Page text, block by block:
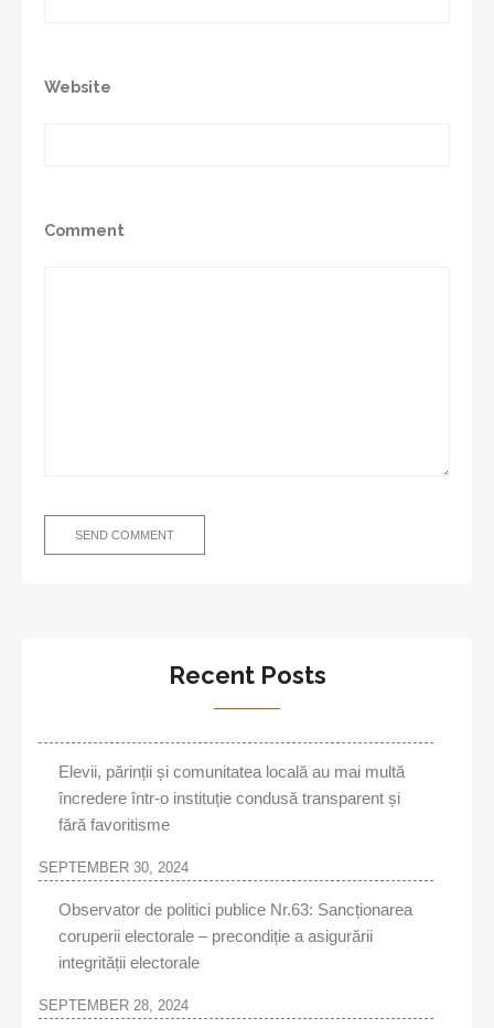
Website
Comment
Recent Posts
Elevii, părinții și comunitatea locală au mai multă
încredere într-o instituție condusă transparent și
fără favoritisme
SEPTEMBER 30, 2024
Observator de politici publice Nr.63: Sancționarea
coruperii electorale – precondiție a asigurării
integrității electorale
SEPTEMBER 28, 2024